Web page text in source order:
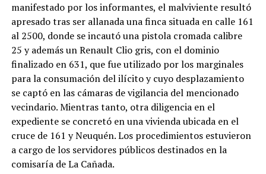
manifestado por los informantes, el malviviente resultó
apresado tras ser allanada una finca situada en calle 161
al 2500, donde se incautó una pistola cromada calibre
25 y además un Renault Clio gris, con el dominio
finalizado en 631, que fue utilizado por los marginales
para la consumación del ilícito y cuyo desplazamiento
se captó en las cámaras de vigilancia del mencionado
vecindario. Mientras tanto, otra diligencia en el
expediente se concretó en una vivienda ubicada en el
cruce de 161 y Neuquén. Los procedimientos estuvieron
a cargo de los servidores públicos destinados en la
comisaría de La Cañada.